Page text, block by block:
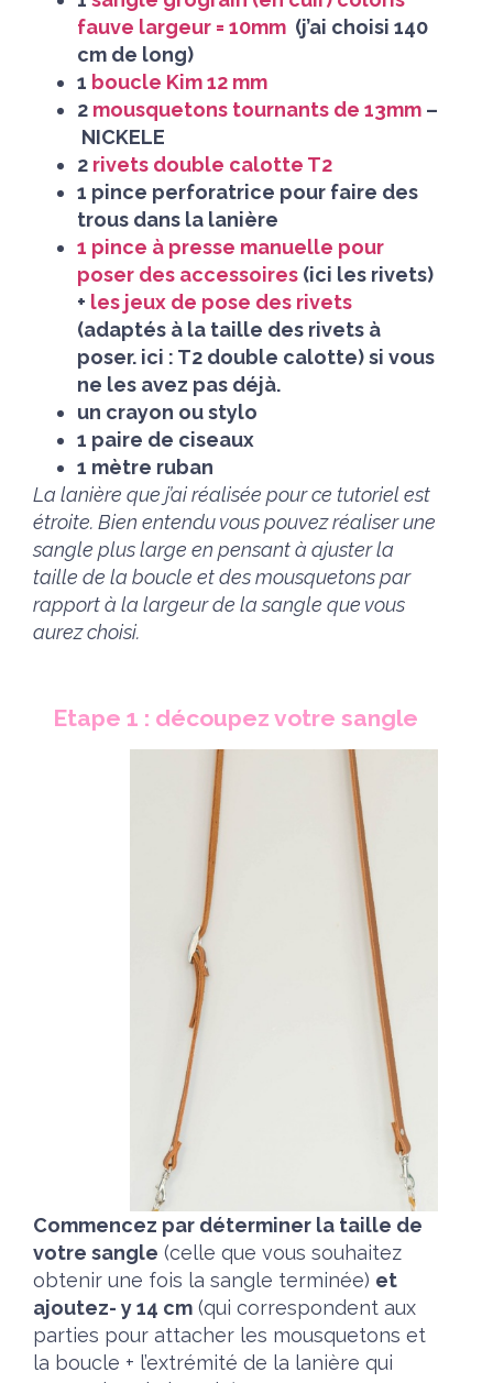
fauve largeur = 10mm (j’ai choisi 140
cm de long)
1 boucle Kim 12 mm
2 mousquetons tournants de 13mm –
NICKELE
2 rivets double calotte T2
1 pince perforatrice pour faire des
trous dans la lanière
1 pince à presse manuelle pour
poser des accessoires (ici les rivets)
+ les jeux de pose des rivets
(adaptés à la taille des rivets à
poser. ici : T2 double calotte) si vous
ne les avez pas déjà.
un crayon ou stylo
1 paire de ciseaux
1 mètre ruban
La lanière que j’ai réalisée pour ce tutoriel est
étroite. Bien entendu vous pouvez réaliser une
sangle plus large en pensant à ajuster la
taille de la boucle et des mousquetons par
rapport à la largeur de la sangle que vous
aurez choisi.
Etape 1 : découpez votre sangle
Commencez par déterminer la taille de
votre sangle (celle que vous souhaitez
obtenir une fois la sangle terminée) et
ajoutez- y 14 cm (qui correspondent aux
parties pour attacher les mousquetons et
la boucle + l’extrémité de la lanière qui